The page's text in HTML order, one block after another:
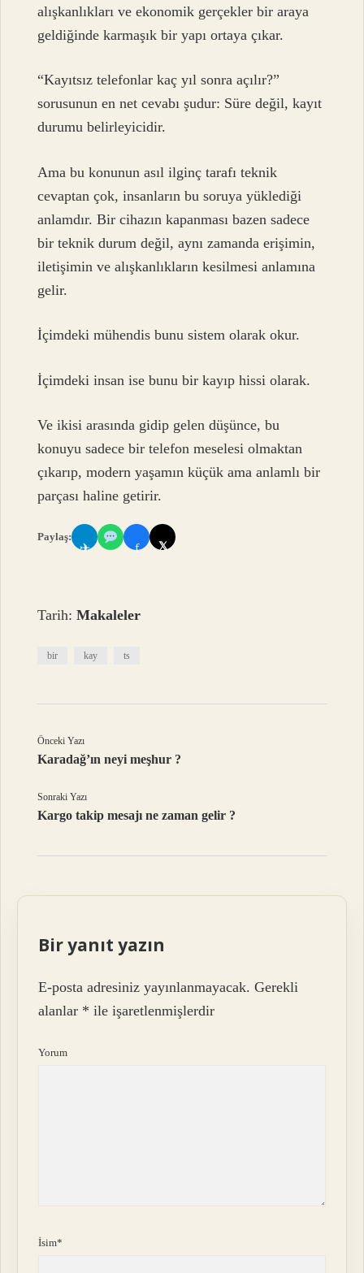
alışkanlıkları ve ekonomik gerçekler bir araya
geldiğinde karmaşık bir yapı ortaya çıkar.
“Kayıtsız telefonlar kaç yıl sonra açılır?”
sorusunun en net cevabı şudur: Süre değil, kayıt
durumu belirleyicidir.
Ama bu konunun asıl ilginç tarafı teknik
cevaptan çok, insanların bu soruya yüklediği
anlamdır. Bir cihazın kapanması bazen sadece
bir teknik durum değil, aynı zamanda erişimin,
iletişimin ve alışkanlıkların kesilmesi anlamına
gelir.
İçimdeki mühendis bunu sistem olarak okur.
İçimdeki insan ise bunu bir kayıp hissi olarak.
Ve ikisi arasında gidip gelen düşünce, bu
konuyu sadece bir telefon meselesi olmaktan
çıkarıp, modern yaşamın küçük ama anlamlı bir
parçası haline getirir.
Paylaş:
✈ f 𝕏
Tarih:Makaleler
bir kay ts
Önceki Yazı
Karadağ’ın neyi meşhur ?
Sonraki Yazı
Kargo takip mesajı ne zaman gelir ?
Bir yanıt yazın
E-posta adresiniz yayınlanmayacak. Gerekli
alanlar * ile işaretlenmişlerdir
Yorum
İsim*